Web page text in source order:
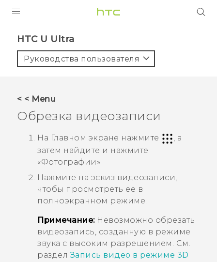
5G
ПОДДЕРЖКА
HTC U Ultra‎
Руководства пользователя
< < Menu
Обрезка видеозаписи
На Главном экране нажмите
, а
затем найдите и нажмите
«Фотографии ».
Нажмите на эскиз видеозаписи,
чтобы просмотреть ее в
полноэкранном режиме.
Примечание:Невозможно обрезать
видеозапись, созданную в режиме
звука с высоким разрешением. См.
разделЗапись видео в режиме 3D